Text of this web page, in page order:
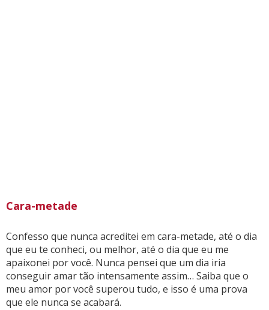
Cara-metade
Confesso que nunca acreditei em cara-metade, até o dia
que eu te conheci, ou melhor, até o dia que eu me
apaixonei por você. Nunca pensei que um dia iria
conseguir amar tão intensamente assim… Saiba que o
meu amor por você superou tudo, e isso é uma prova
que ele nunca se acabará.